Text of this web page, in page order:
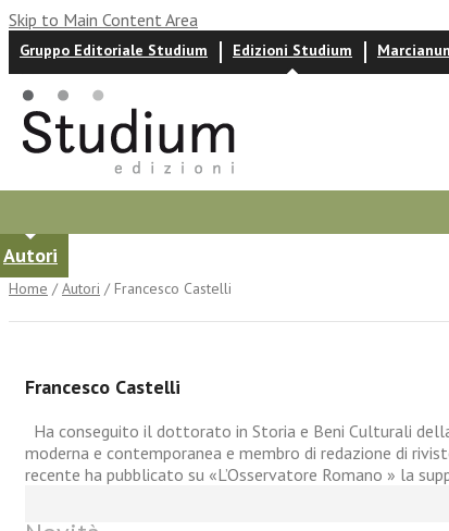
Skip to Main Content Area
Gruppo Editoriale Studium Edizioni Studium
Autori
Home /Autori / Francesco Castelli
Francesco Castelli
Ha conseguito il dottorato in Storia e Beni Culturali
moderna e contemporanea e membro di redazione di
recente ha pubblicato su «L’Osservatore Romano » la